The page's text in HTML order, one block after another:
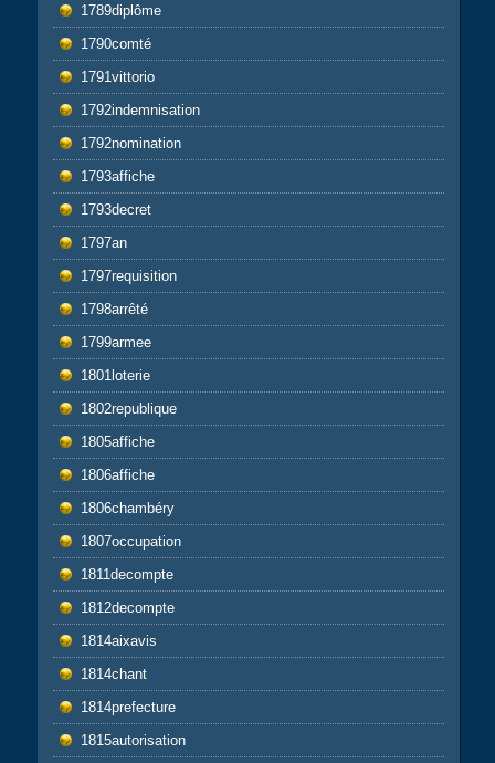
1789diplôme
1790comté
1791vittorio
1792indemnisation
1792nomination
1793affiche
1793decret
1797an
1797requisition
1798arrêté
1799armee
1801loterie
1802republique
1805affiche
1806affiche
1806chambéry
1807occupation
1811decompte
1812decompte
1814aixavis
1814chant
1814prefecture
1815autorisation